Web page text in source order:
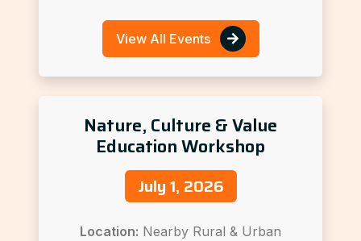
View All Events
Nature, Culture & Value
Education Workshop
July 1, 2026
Location: Nearby Rural & Urban